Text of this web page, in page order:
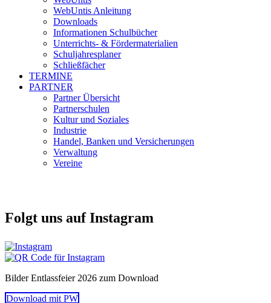
WebUntis Anleitung
Downloads
Informationen Schulbücher
Unterrichts- & Fördermaterialien
Schuljahresplaner
Schließfächer
TERMINE
PARTNER
Partner Übersicht
Partnerschulen
Kultur und Soziales
Industrie
Handel, Banken und Versicherungen
Verwaltung
Vereine
Folgt uns auf Instagram
Bilder Entlassfeier 2026 zum Download
Download mit PW